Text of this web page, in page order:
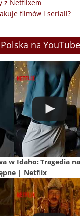
z Netflixem
filmów i seriali?
na YouTube
w Idaho: Tragedia
| Netflix